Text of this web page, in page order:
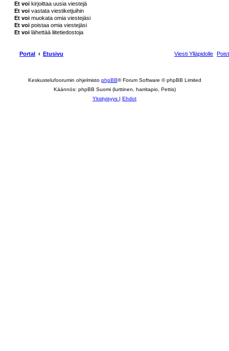
Et voi kirjoittaa uusia viestejä
Et voi vastata viestiketjuihin
Et voi muokata omia viestejäsi
Et voi poistaa omia viestejäsi
Et voi lähettää liitetiedostoja
Portal Etusivu Viesti Ylläpidolle
Keskustelufoorumin ohjelmisto phpBB® Forum Software © phpBB Limited
Käännös: phpBB Suomi (lurttinen, harritapio, Pettis)
Yksityisyys | Ehdot